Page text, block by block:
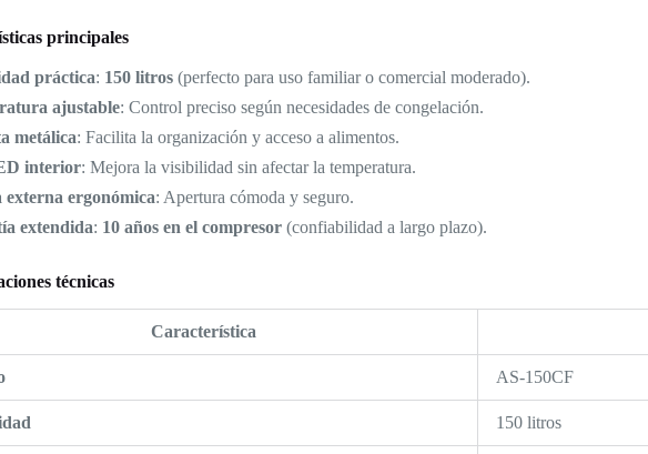
principales
práctica: 150 litros(perfecto para uso familiar o comercial moderado).
ajustable: Control preciso según necesidades de congelación.
metálica: Facilita la organización y acceso a alimentos.
interior: Mejora la visibilidad sin afectar la temperatura.
ergonómica: Apertura cómoda y seguro.
extendida: 10 años en el compresor(confiabilidad a largo plazo).
técnicas
Característica
AS-150CF
150 litros